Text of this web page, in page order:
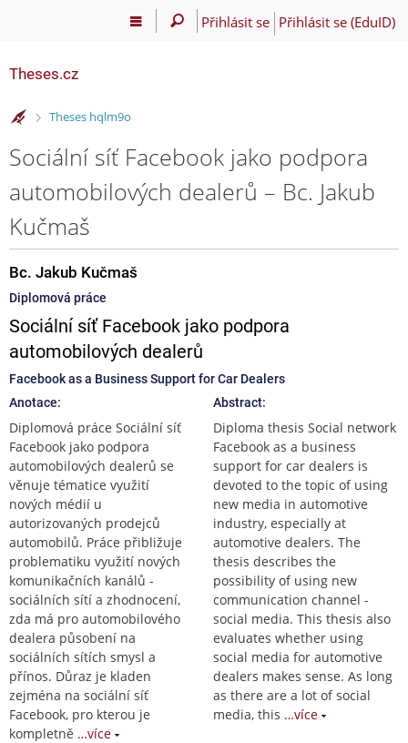
Přihlásit se Přihlásit se (EduID)
Theses.cz
>
Theses hqlm9o
Sociální síť Facebook jako podpora
automobilových dealerů – Bc. Jakub
Kučmaš
Bc. Jakub Kučmaš
Diplomová práce
Sociální síť Facebook jako podpora
automobilových dealerů
Facebook as a Business Support for Car Dealers
Anotace:
Diplomová práce Sociální síť
Facebook jako podpora
automobilových dealerů se
věnuje tématice využití
nových médií u
autorizovaných prodejců
automobilů. Práce přibližuje
problematiku využití nových
komunikačních kanálů -
sociálních sítí a zhodnocení,
zda má pro automobilového
dealera působení na
sociálních sítích smysl a
přínos. Důraz je kladen
zejména na sociální síť
Facebook, pro kterou je
kompletně …více
Abstract:
Diploma thesis Social network
Facebook as a business
support for car dealers is
devoted to the topic of using
new media in automotive
industry, especially at
automotive dealers. The
thesis describes the
possibility of using new
communication channel -
social media. This thesis also
evaluates whether using
social media for automotive
dealers makes sense. As long
as there are a lot of social
media, this …více